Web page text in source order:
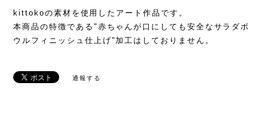
kittokoの素材を使用したアート作品です。
本商品の特徴である"赤ちゃんが口にしても安全なサラダボ
ウルフィニッシュ仕上げ"加工はしておりません。
通報する